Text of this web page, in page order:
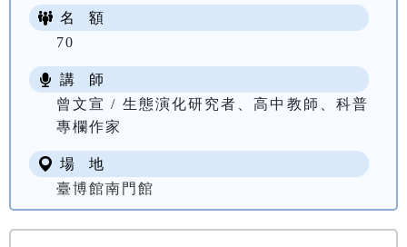
名 額
70
講 師
曾文宣 / 生態演化研究者、高中教師、科普
專欄作家
場 地
臺博館南門館